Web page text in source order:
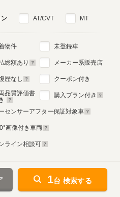
ン AT/CVT MT
物件
総額あり
歴なし
品質評価書
未登録車
メーカー系販売店
クーポン付き
購入プラン付き
センサーアフター保証対象車
°画像付き車両
ライン相談可
1台 検索する